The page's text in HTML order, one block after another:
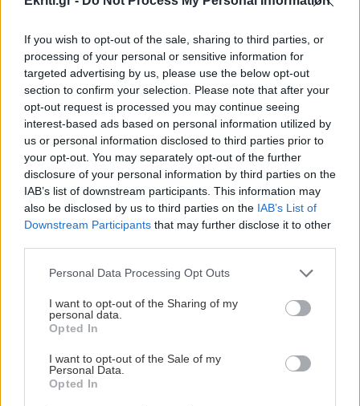
If you wish to opt-out of the sale, sharing to third parties, or
processing of your personal or sensitive information for
targeted advertising by us, please use the below opt-out
section to confirm your selection. Please note that after your
opt-out request is processed you may continue seeing
interest-based ads based on personal information utilized by
us or personal information disclosed to third parties prior to
your opt-out. You may separately opt-out of the further
disclosure of your personal information by third parties on the
IAB’s list of downstream participants. This information may
also be disclosed by us to third parties on the IAB’s List of
Downstream Participants that may further disclose it to other
Personal Data Processing Opt Outs
I want to opt-out of the Sharing of my
personal data.
Opted In
I want to opt-out of the Sale of my
Personal Data.
Opted In
13:44
ΚΟΙΝΩΝΙΑ
Θρίλερ στον Λυκαβηττό: Εντοπίστηκε σορός
ατόμου σε σπηλιά
13:31
ΕΛΛΑΔΑ
Δικηγόρος 46χρονης για Marfin: Δεν είναι η
εντολέας μου στις φωτογραφίες, είχε
εξεταστεί και το 2022
που εξασφάλισαν χρηματοδότηση για Σχέδιο
Αστικής Ανθεκτικότητας
13:11
ΚΡΗΤΗ
Γαύδος: Επιχείρηση διάσωσης για 31χρονη
γυναίκα
ΕΛΛΑΔΑ
Mega fire στην Αττικοβοιωτία:
«Κατάπινε» 2.800 στρέμματα την ώρα
ΚΡΗΤΗ
Κρήτη: Πολύ υψηλός κίνδυνος
πυρκαγιάς την Κυριακή 9 Αυγούστου -
«Πορτοκαλί» όλο το νησί